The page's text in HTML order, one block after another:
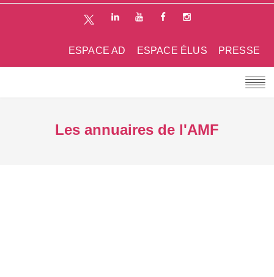
PRESSE
ESPACE ÉLUS
ESPACE AD
Les annuaires de l'AMF